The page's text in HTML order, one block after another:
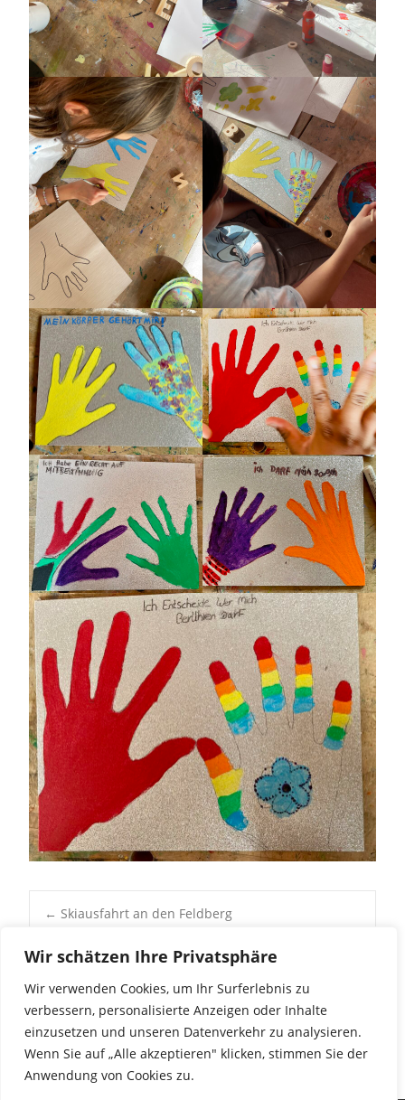
Wir schätzen Ihre Privatsphäre
Wir verwenden Cookies, um Ihr Surferlebnis zu
verbessern, personalisierte Anzeigen oder Inhalte
einzusetzen und unseren Datenverkehr zu analysieren.
Wenn Sie auf „Alle akzeptieren" klicken, stimmen Sie der
Anwendung von Cookies zu.
Post
navigation
← Skiausfahrt an den Feldberg